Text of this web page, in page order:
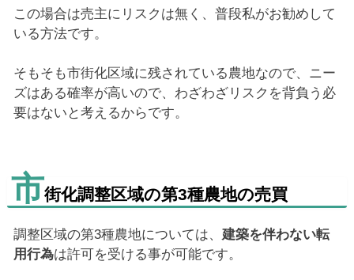
この場合は売主にリスクは無く、普段私がお勧めして
いる方法です。
そもそも市街化区域に残されている農地なので、ニー
ズはある確率が高いので、わざわざリスクを背負う必
要はないと考えるからです。
市街化調整区域の第3種農地の売買
調整区域の第3種農地については、 建築を伴わない転
用行為は許可を受ける事が可能です。